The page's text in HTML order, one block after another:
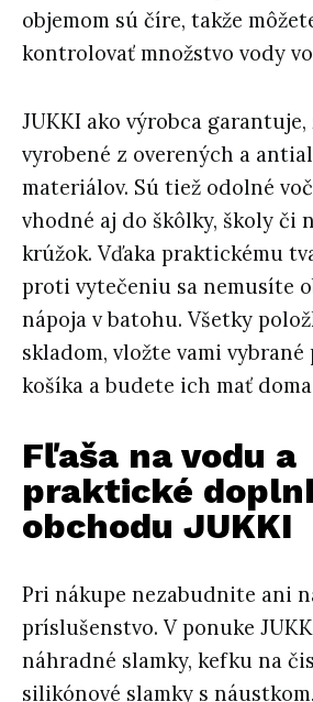
objemom sú číre, takže
kontrolovať množstvo vody
JUKKI ako výrobca garantuje,
vyrobené z overených a
materiálov. Sú tiež odolné
vhodné aj do škôlky, školy či
krúžok. Vďaka praktickému
proti vytečeniu sa nemusíte
nápoja v batohu. Všetky
skladom, vložte vami
košíka a budete ich mať
Fľaša na vodu a
praktické
obchodu JUKKI
Pri nákupe nezabudnite ani
príslušenstvo. V ponuke
náhradné slamky, kefku na
silikónové slamky s